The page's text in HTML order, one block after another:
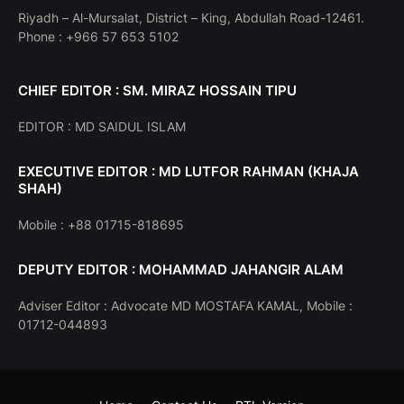
Riyadh – Al-Mursalat, District – King, Abdullah Road-12461.
Phone : +966 57 653 5102
CHIEF EDITOR : SM. MIRAZ HOSSAIN TIPU
EDITOR : MD SAIDUL ISLAM
EXECUTIVE EDITOR : MD LUTFOR RAHMAN (KHAJA
SHAH)
Mobile : +88 01715-818695
DEPUTY EDITOR : MOHAMMAD JAHANGIR ALAM
Adviser Editor : Advocate MD MOSTAFA KAMAL, Mobile :
01712-044893